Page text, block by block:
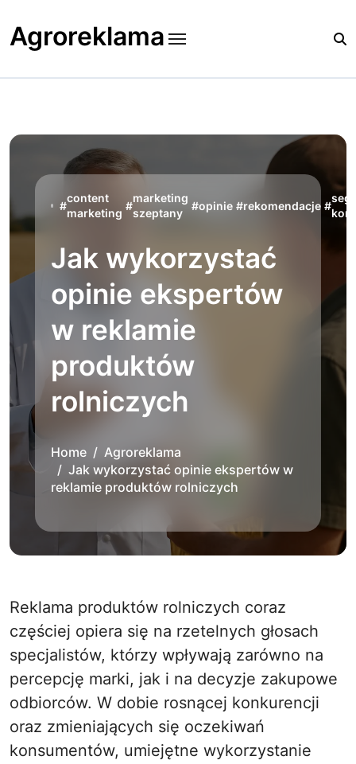
content
Agroreklama
#
content
marketing
#
marketing
szeptany
#opinie #rekomendacje #
Jak wykorzystać
opinie ekspertów
w reklamie
produktów
rolniczych
Home
Agroreklama
Jak wykorzystać opinie ekspertów w
reklamie produktów rolniczych
Reklama produktów rolniczych coraz
częściej opiera się na rzetelnych głosach
specjalistów, którzy wpływają zarówno na
percepcję marki, jak i na decyzje zakupowe
odbiorców. W dobie rosnącej konkurencji
oraz zmieniających się oczekiwań
konsumentów, umiejętne wykorzystanie